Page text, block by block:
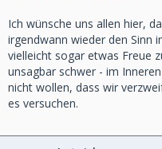
Ich wünsche uns allen hier,
irgendwann wieder den Sinn
vielleicht sogar etwas Freue
unsagbar schwer - im
nicht wollen, dass wir
es versuchen.